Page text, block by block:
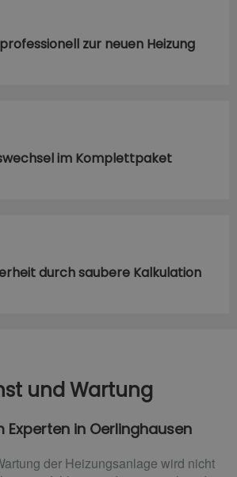
zur neuen Heizung
im Komplettpaket
durch saubere Kalkulation
und Wartung
Experten in Oerlinghausen
der Heizungsanlage wird nicht